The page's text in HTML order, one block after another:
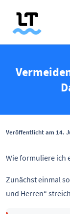
Veröffentlicht am 14.
Wie formuliere ich
Zunächst einmal
und Herren“